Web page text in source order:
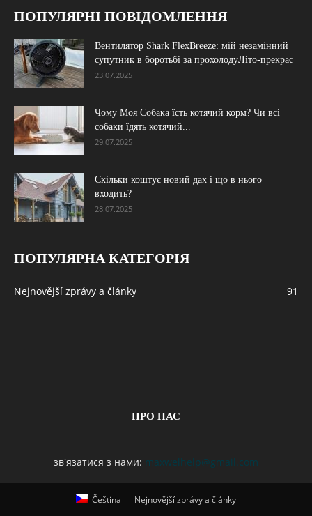
ПОПУЛЯРНІ ПОВІДОМЛЕННЯ
Вентилятор Shark FlexBreeze: мій незамінний
супутник в боротьбі за прохолодуЛіто-прекрас
23.07.2025
Чому Моя Собака їсть котячий корм? Чи всі
собаки їдять котячий...
29.07.2025
Скільки коштує новий дах і що в нього
входить?
28.07.2025
ПОПУЛЯРНА КАТЕГОРІЯ
Nejnovější zprávy a články 91
ПРО НАС
зв'язатися з нами: maxwelhelp@gmail.com
Čeština Nejnovější zprávy a články